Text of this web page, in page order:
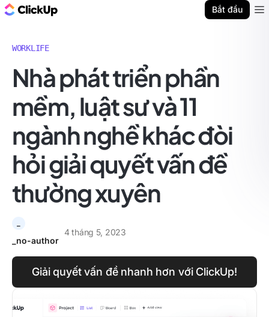
Bắt đầu
WORKLIFE
Nhà phát triển phần
mềm, luật sư và 11
ngành nghề khác đòi
hỏi giải quyết vấn đề
thường xuyên
_no-author
4 tháng 5, 2023
Giải quyết vấn đề nhanh hơn với ClickUp!